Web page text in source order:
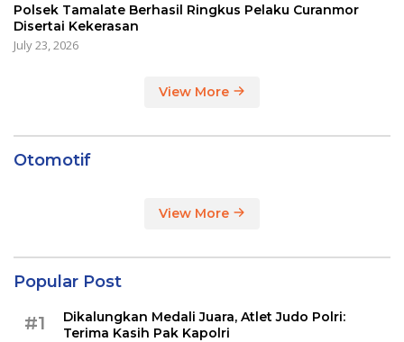
Polsek Tamalate Berhasil Ringkus Pelaku Curanmor
Disertai Kekerasan
July 23, 2026
View More
Otomotif
View More
Popular Post
#1
Dikalungkan Medali Juara, Atlet Judo Polri:
Terima Kasih Pak Kapolri